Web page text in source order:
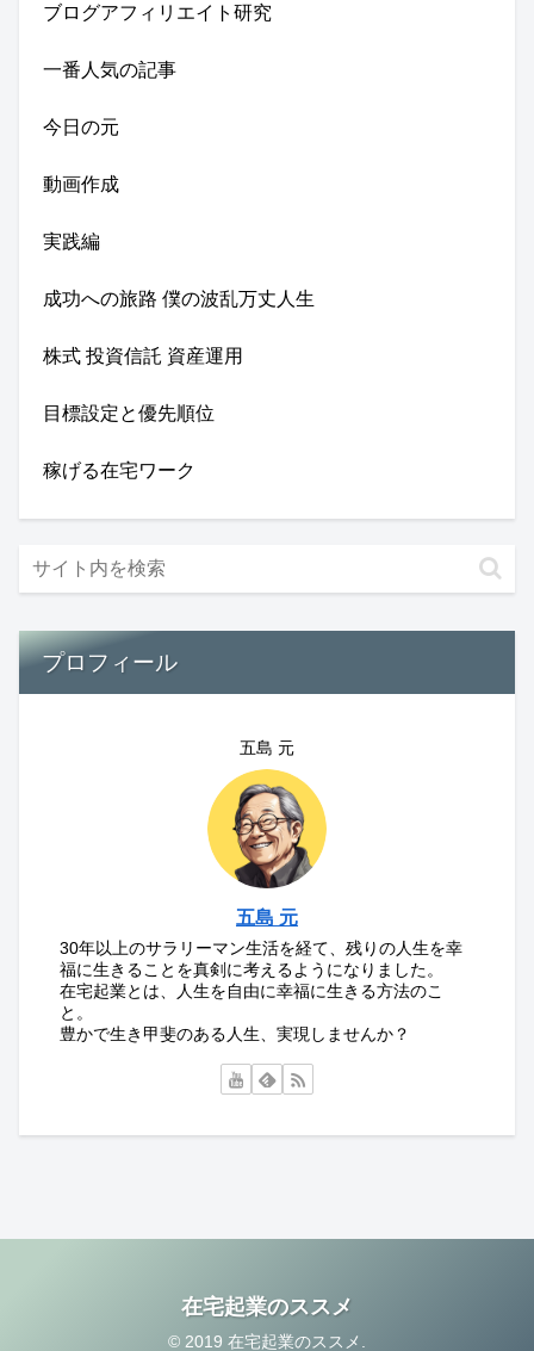
ブログアフィリエイト研究
一番人気の記事
今日の元
動画作成
実践編
成功への旅路 僕の波乱万丈人生
株式 投資信託 資産運用
目標設定と優先順位
稼げる在宅ワーク
プロフィール
五島 元
五島 元
30年以上のサラリーマン生活を経て、残りの人生を幸
福に生きることを真剣に考えるようになりました。
在宅起業とは、人生を自由に幸福に生きる方法のこ
と。
豊かで生き甲斐のある人生、実現しませんか？
在宅起業のススメ
© 2019 在宅起業のススメ.